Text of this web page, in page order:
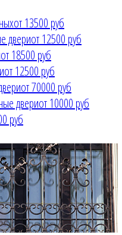
от 13500 руб
двериот 12500 руб
от 18500 руб
от 12500 руб
от 70000 руб
двериот 10000 руб
руб